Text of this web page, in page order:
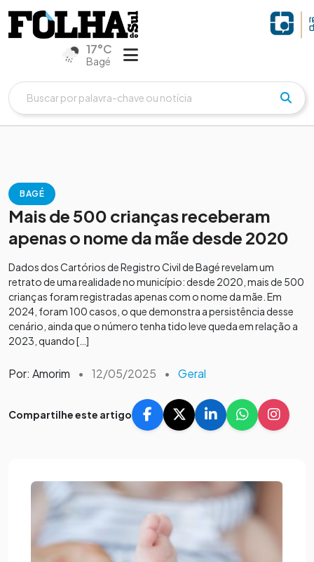
17°C
Bagé
BAGÉ
Mais de 500 crianças receberam
apenas o nome da mãe desde 2020
Dados dos Cartórios de Registro Civil de Bagé revelam um
retrato de uma realidade no município: desde 2020, mais de 500
crianças foram registradas apenas com o nome da mãe. Em
2024, foram 100 casos, o que demonstra a persistência desse
cenário, ainda que o número tenha tido leve queda em relação a
2023, quando […]
Por: Amorim • 12/05/2025 • Geral
Compartilhe este artigo